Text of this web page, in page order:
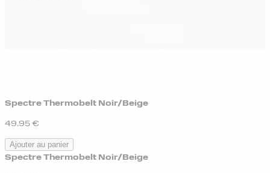
Spectre Thermobelt Noir/Beige
49.95 €
Ajouter au panier
Spectre Thermobelt Noir/Beige